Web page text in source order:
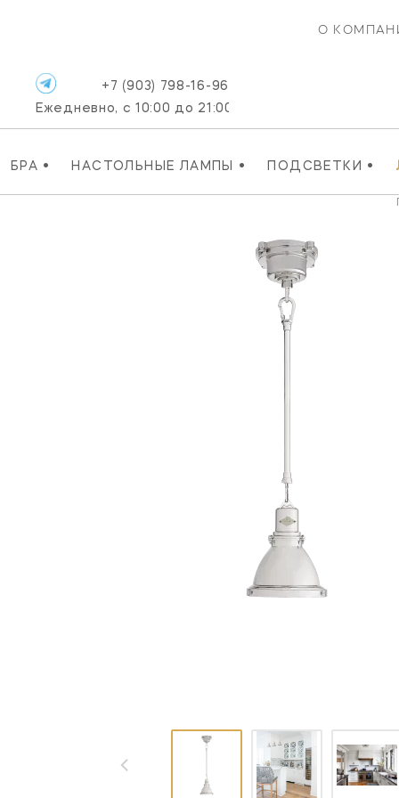
О
БРА • НАСТОЛЬНЫЕ ЛАМПЫ • ПОДСВЕТКИ •
+7 (903) 798-16-96
Ежедневно, с 10:00 до 21:00